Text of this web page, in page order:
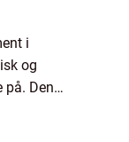
i
og
Denne